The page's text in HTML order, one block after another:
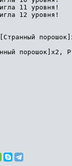
11 уровня!
12 уровня!
порошок]x2,